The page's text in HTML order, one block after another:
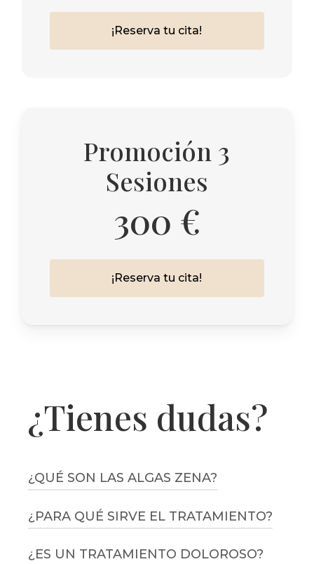
¡Reserva tu cita!
Promoción 3
Sesiones
300 €
¡Reserva tu cita!
¿Tienes dudas?
¿QUÉ SON LAS ALGAS ZENA?
Las Algas Zena son un tratamiento
mejorar manchas, hiperpigmentaciones y
¿PARA QUÉ SIRVE EL TRATAMIENTO?
Se utiliza para mejorar axilas oscuras,
¿ES UN TRATAMIENTO DOLOROSO?